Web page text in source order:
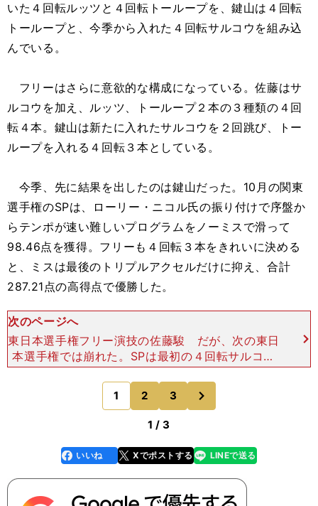
いた４回転ルッツと４回転トーループを、鍵山は４回転
トーループと、今季から入れた４回転サルコウを組み込
んでいる。
フリーはさらに意欲的な構成になっている。佐藤はサ
ルコウを加え、ルッツ、トーループ２本の３種類の４回
転４本。鍵山は新たに入れたサルコウを２回跳び、トー
ループを入れる４回転３本としている。
今季、先に結果を出したのは鍵山だった。10月の関東
選手権のSPは、ローリー・ニコル氏の振り付けで序盤か
らテンポが速い難しいプログラムをノーミスで滑って
98.46点を獲得。フリーも４回転３本をきれいに決める
と、ミスは最後のトリプルアクセルだけに抑え、合計
287.21点の高得点で優勝した。
次のページへ
東日本選手権フリー演技の佐藤駿 だが、次の東日
本選手権では崩れた。SPは最初の４回転サルコウ
の着氷後にタイミングをうまく取れずに、３回転ト
ーループが２回転になった。その後、慎重になり過
ぎて４回転トール
1 2 3
のページへ
1 / 3
faceboo
k
いいね Xでポストする
line LINEで送る